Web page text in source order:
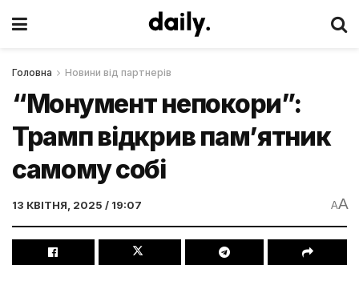
Головна Новини від партнерів
“Монумент непокори”:
Трамп відкрив пам’ятник
самому собі
13 КВІТНЯ, 2025 / 19:07 AA